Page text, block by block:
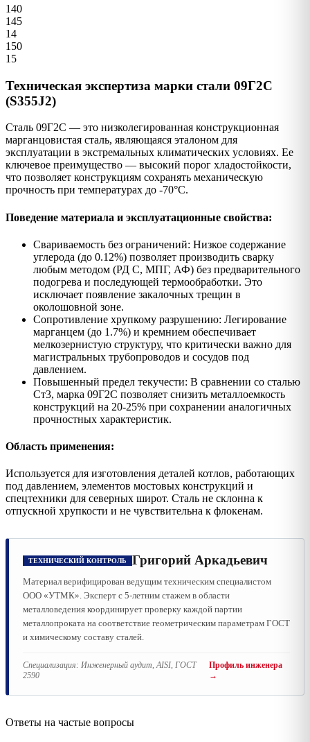
140
145
14
150
15
Техническая экспертиза марки стали 09Г2С
(S355J2)
Сталь 09Г2С — это низколегированная конструкционная
марганцовистая сталь, являющаяся эталоном для
эксплуатации в экстремальных климатических условиях. Ее
ключевое преимущество — высокий порог хладостойкости,
что позволяет конструкциям сохранять механическую
прочность при температурах до -70°C.
Поведение материала и эксплуатационные свойства:
Свариваемость без ограничений: Низкое содержание
углерода (до 0.12%) позволяет производить сварку
любым методом (РД С, МПГ, АФ) без предварительного
подогрева и последующей термообработки. Это
исключает появление закалочных трещин в
околошовной зоне.
Сопротивление хрупкому разрушению: Легирование
марганцем (до 1.7%) и кремнием обеспечивает
мелкозернистую структуру, что критически важно для
магистральных трубопроводов и сосудов под
давлением.
Повышенный предел текучести: В сравнении со сталью
Ст3, марка 09Г2С позволяет снизить металлоемкость
конструкций на 20-25% при сохранении аналогичных
прочностных характеристик.
Область применения:
Используется для изготовления деталей котлов, работающих
под давлением, элементов мостовых конструкций и
спецтехники для северных широт. Сталь не склонна к
отпускной хрупкости и не чувствительна к флокенам.
ТЕХНИЧЕСКИЙ КОНТРОЛЬ Григорий Аркадьевич
Материал верифицирован ведущим техническим специалистом
ООО «УТМК». Эксперт с 5-летним стажем в области
металловедения координирует проверку каждой партии
металлопроката на соответствие геометрическим параметрам ГОСТ
и химическому составу сталей.
Специализация: Инженерный аудит, AISI, ГОСТ
2590
Профиль инженера
→
Ответы на частые вопросы